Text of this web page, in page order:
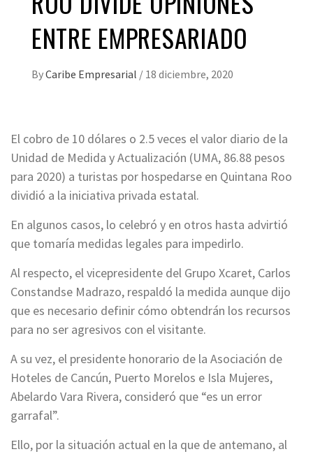
ENTRE EMPRESARIADO
ByCaribe Empresarial / 18 diciembre, 2020
El cobro de 10 dólares o 2.5 veces el valor diario de la
Unidad de Medida y Actualización (UMA, 86.88 pesos
para 2020) a turistas por hospedarse en Quintana Roo
dividió a la iniciativa privada estatal.
En algunos casos, lo celebró y en otros hasta advirtió
que tomaría medidas legales para impedirlo.
Al respecto, el vicepresidente del Grupo Xcaret, Carlos
Constandse Madrazo, respaldó la medida aunque dijo
que es necesario definir cómo obtendrán los recursos
para no ser agresivos con el visitante.
A su vez, el presidente honorario de la Asociación de
Hoteles de Cancún, Puerto Morelos e Isla Mujeres,
Abelardo Vara Rivera, consideró que “es un error
garrafal”.
Ello, por la situación actual en la que de antemano, al